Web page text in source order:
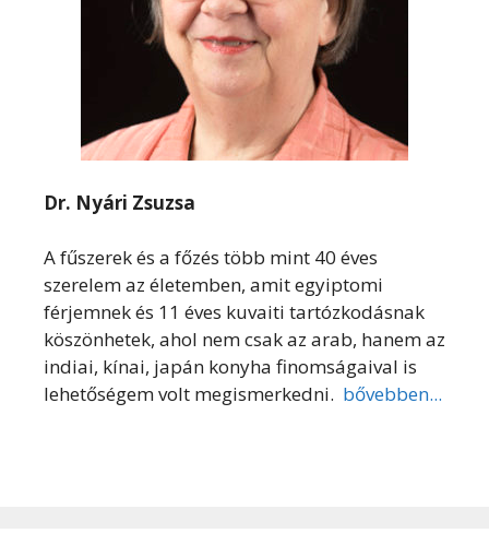
Dr. Nyári Zsuzsa
A fűszerek és a főzés több mint 40 éves
szerelem az életemben, amit egyiptomi
férjemnek és 11 éves kuvaiti tartózkodásnak
köszönhetek, ahol nem csak az arab, hanem az
indiai, kínai, japán konyha finomságaival is
lehetőségem volt megismerkedni. bővebben...